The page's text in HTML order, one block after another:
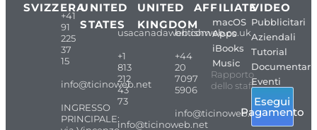
SVIZZERA
+41
91
225
37
15
info@ticinoweb.net
INGRESSO
PRINCIPALE:
UNITED
STATES
usacanadaweb.com
+1
813
212
43
73
info@ticinoweb.net
UNITED
KINGDOM
britishweb.co.uk
+44
20
7097
5906
info@ticinoweb.net
AFFILIATE
macOS
Apps
iBooks
Music
Rapporto
dello staff
VIDEO
Pubblicitari
Aziendali
Tutorial
Documentari
Eventi
Esegui
Pagamento